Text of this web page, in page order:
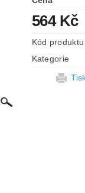
564 Kč
Kód produktu
Kategorie